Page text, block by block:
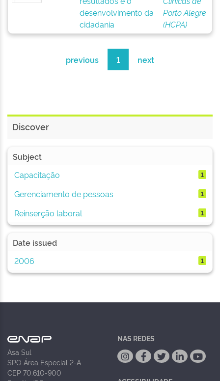
desenvolvimento da
cidadania
Porto Alegre
(HCPA)
previous 1 next
Discover
Subject
Capacitação
1
Gerenciamento de pessoas 1
Reinserção laboral 1
Date issued
2006
1
Asa Sul
SPO Área Especial 2-A
CEP 70.610-900
NAS REDES